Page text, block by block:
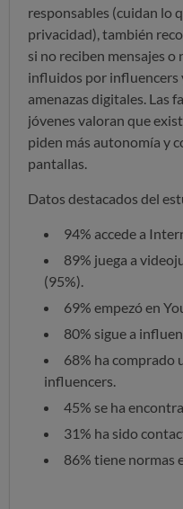
responsables (cuidan lo
privacidad), también
si no reciben mensajes
influidos por influencers
amenazas digitales. Las
jóvenes valoran que
piden más autonomía y
pantallas.
Datos destacados del
94% accede a
89% juega a
(95%).
69% empezó en
80% sigue a
68% ha comprado
influencers.
45% se ha
31% ha sido
86% tiene normas